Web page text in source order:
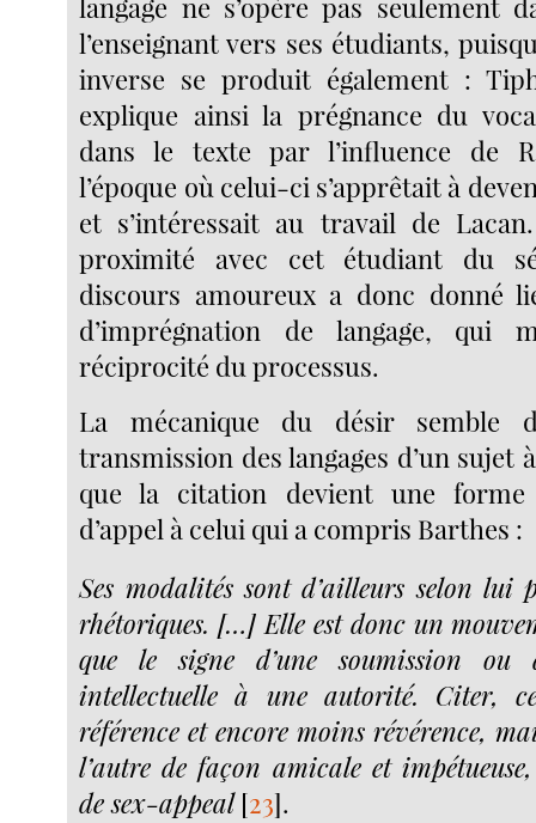
l’enseignant vers ses étudiants,
inverse se produit également :
explique ainsi la prégnance du
dans le texte par l’influence de
l’époque où celui-ci s’apprêtait à
et s’intéressait au travail de
proximité avec cet étudiant du
discours amoureux a donc donné
d’imprégnation de langage,
réciprocité du processus.
La mécanique du désir semble
transmission des langages d’un sujet
que la citation devient une forme
d’appel à celui qui a compris Barthes :
Ses modalités sont d’ailleurs selon lui
rhétoriques. […] Elle est donc un
que le signe d’une soumission ou
intellectuelle à une autorité. Citer,
référence et encore moins révérence,
l’autre de façon amicale et
de sex-appeal[23].